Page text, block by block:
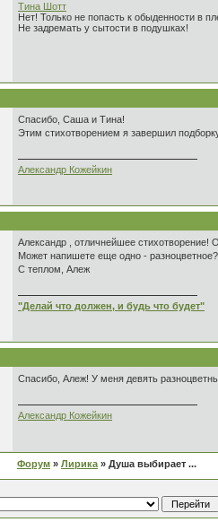
Тина Шотт
Нет! Только не попасть к обыденности в
Не задремать у сытости в подушках!
Спасибо, Саша и Тина!
Этим стихотворением я завершил
Александр Кожейкин
Александр , отличнейшее стихотворение!
Может напишете еще одно - разноцветное?
С теплом, Алеж
"Делай что должен, и будь что будет"
Спасибо, Алеж! У меня девять
Александр Кожейкин
Форум » Лирика » Душа выбирает ...